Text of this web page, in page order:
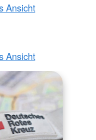
Ansicht
Ansicht